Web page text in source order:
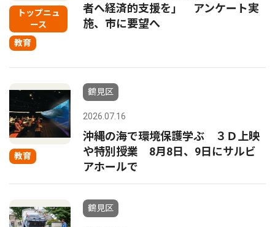
トップニュ
ース
教育
者へ経済的支援を」 アンケート実
施、市に要望へ
教育
鶴見区
2026.07.16
沖縄の海で環境保護学ぶ ３Ｄ上映
や特別授業 8月8日、9日にサルビ
アホールで
鶴見区